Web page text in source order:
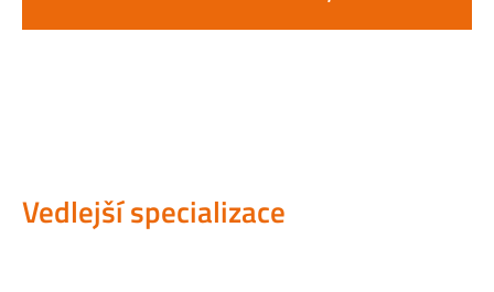
Vedlejší specializace